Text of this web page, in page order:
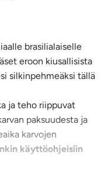
brasilialaiselle
eroon kiusallisista
silkinpehmeäksi tällä
ja teho riippuvat
paksuudesta ja
karvojen
käyttöohjeisiin